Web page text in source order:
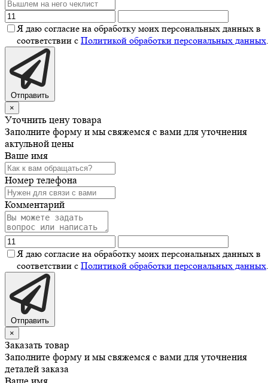
Я даю согласие на обработку моих персональных данных в
соответствии с Политикой обработки персональных данных
Отправить
×
Уточнить цену товара
Заполните форму и мы свяжемся с вами для уточнения
актульной цены
Ваше имя
Номер телефона
Комментарий
Я даю согласие на обработку моих персональных данных в
соответствии с Политикой обработки персональных данных
Отправить
×
Заказать товар
Заполните форму и мы свяжемся с вами для уточнения
деталей заказа
Ваше имя